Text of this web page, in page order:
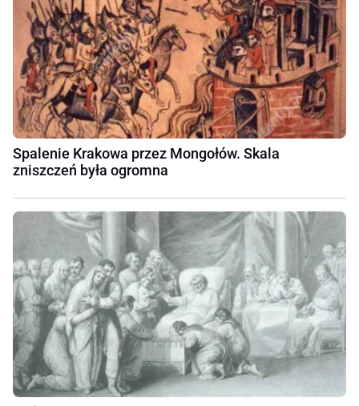
Spalenie Krakowa przez Mongołów. Skala
zniszczeń była ogromna